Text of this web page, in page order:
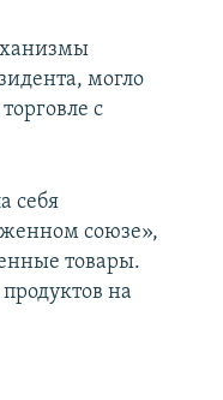
могло
с
себя
союзе»,
товары.
на